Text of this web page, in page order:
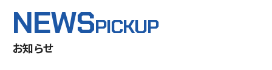
NEWSPICKUP
お知らせ